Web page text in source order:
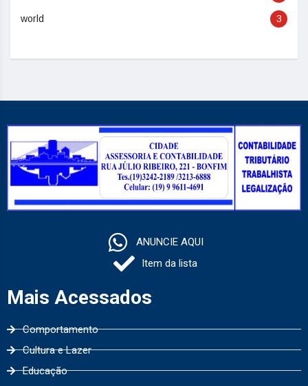
world 3
ANUNCIE AQUI
Item da lista
Mais Acessados
Comportamento
Cultura e Lazer
Educação